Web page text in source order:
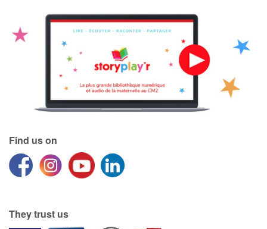
Find us on
They trust us